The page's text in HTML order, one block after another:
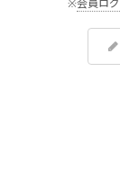
※会員ロ